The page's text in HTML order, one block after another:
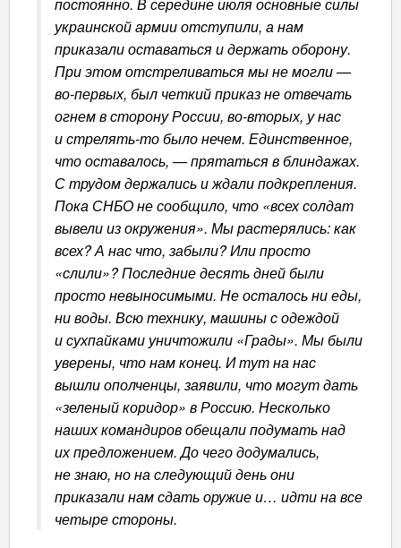
украинской армии отступили, а нам
приказали оставаться и держать оборону.
При этом отстреливаться мы не могли —
во-первых, был четкий приказ не отвечать
огнем в сторону России, во-вторых, у нас
и стрелять-то было нечем. Единственное,
что оставалось, — прятаться в блиндажах.
С трудом держались и ждали подкрепления.
Пока СНБО не сообщило, что «всех солдат
вывели из окружения». Мы растерялись: как
всех? А нас что, забыли? Или просто
«слили»? Последние десять дней были
просто невыносимыми. Не осталось ни еды,
ни воды. Всю технику, машины с одеждой
и сухпайками уничтожили «Грады». Мы были
уверены, что нам конец. И тут на нас
вышли ополченцы, заявили, что могут дать
«зеленый коридор» в Россию. Несколько
наших командиров обещали подумать над
их предложением. До чего додумались,
не знаю, но на следующий день они
приказали нам сдать оружие и… идти на все
четыре стороны.